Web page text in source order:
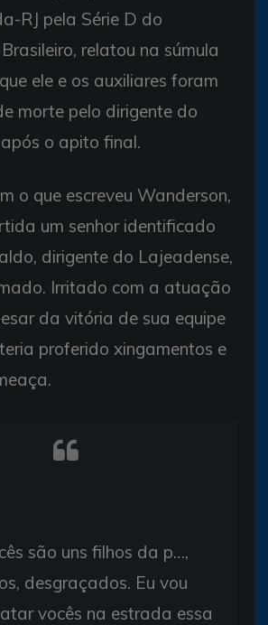
RJ pela Série D do
relatou na súmula
ele e os auxiliares foram
morte pelo dirigente do
o apito final.
o que escreveu Wanderson,
um senhor identificado
dirigente do Lajeadense,
Irritado com a atuação
da vitória de sua equipe
proferido xingamentos e
são uns filhos da p…,
desgraçados. Eu vou
vocês na estrada essa